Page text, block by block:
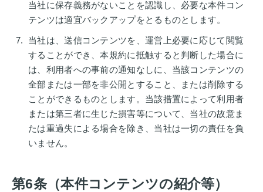
当社に保存義務がないことを認識し、必要な本件コン
テンツは適宜バックアップをとるものとします。
当社は、送信コンテンツを、運営上必要に応じて閲覧
することができ、本規約に抵触すると判断した場合に
は、利用者への事前の通知なしに、当該コンテンツの
全部または一部を非公開とすること、または削除する
ことができるものとします。当該措置によって利用者
または第三者に生じた損害等について、当社の故意ま
たは重過失による場合を除き、当社は一切の責任を負
いません。
第6条（本件コンテンツの紹介等）